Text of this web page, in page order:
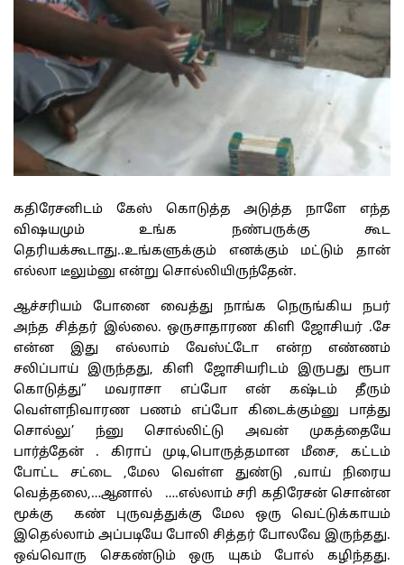
கதிரேசனிடம் கேஸ் கொடுத்த அடுத்த நாளே எந்த
விஷயமும் உங்க நண்பருக்கு கூட
தெரியக்கூடாது..உங்களுக்கும் எனக்கும் மட்டும் தான்
எல்லா டீலும்னு என்று சொல்லியிருந்தேன்.
ஆச்சரியம் போனை வைத்து நாங்க நெருங்கிய நபர்
அந்த சித்தர் இல்லை. ஒருசாதாரண கிளி ஜோசியர் .சே
என்ன இது எல்லாம் வேஸ்ட்டோ என்ற எண்ணம்
சலிப்பாய் இருந்தது, கிளி ஜோசியரிடம் இருபது ரூபா
கொடுத்து” மவராசா எப்போ என் கஷ்டம் தீரும்
வெள்ளநிவாரண பணம் எப்போ கிடைக்கும்னு பாத்து
சொல்லு’ ந்னு சொல்லிட்டு அவன் முகத்தையே
பார்த்தேன் . கிராப் முடி,பொருத்தமான மீசை, கட்டம்
போட்ட சட்டை ,மேல வெள்ள துண்டு ,வாய் நிரைய
வெத்தலை,…ஆனால் ….எல்லாம் சரி கதிரேசன் சொன்ன
மூக்கு கண் புருவத்துக்கு மேல ஒரு வெட்டுக்காயம்
இதெல்லாம் அப்படியே போலி சித்தர் போலவே இருந்தது.
ஒவ்வொரு செகண்டும் ஒரு யுகம் போல் கழிந்தது.